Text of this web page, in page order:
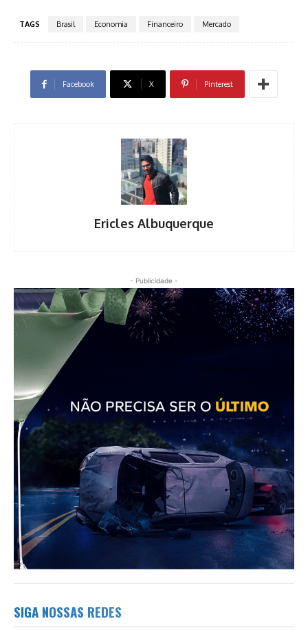
TAGS Brasil Economia Financeiro Mercado
Facebook X Pinterest
Ericles Albuquerque
- Publicidade -
SIGA NOSSAS REDES